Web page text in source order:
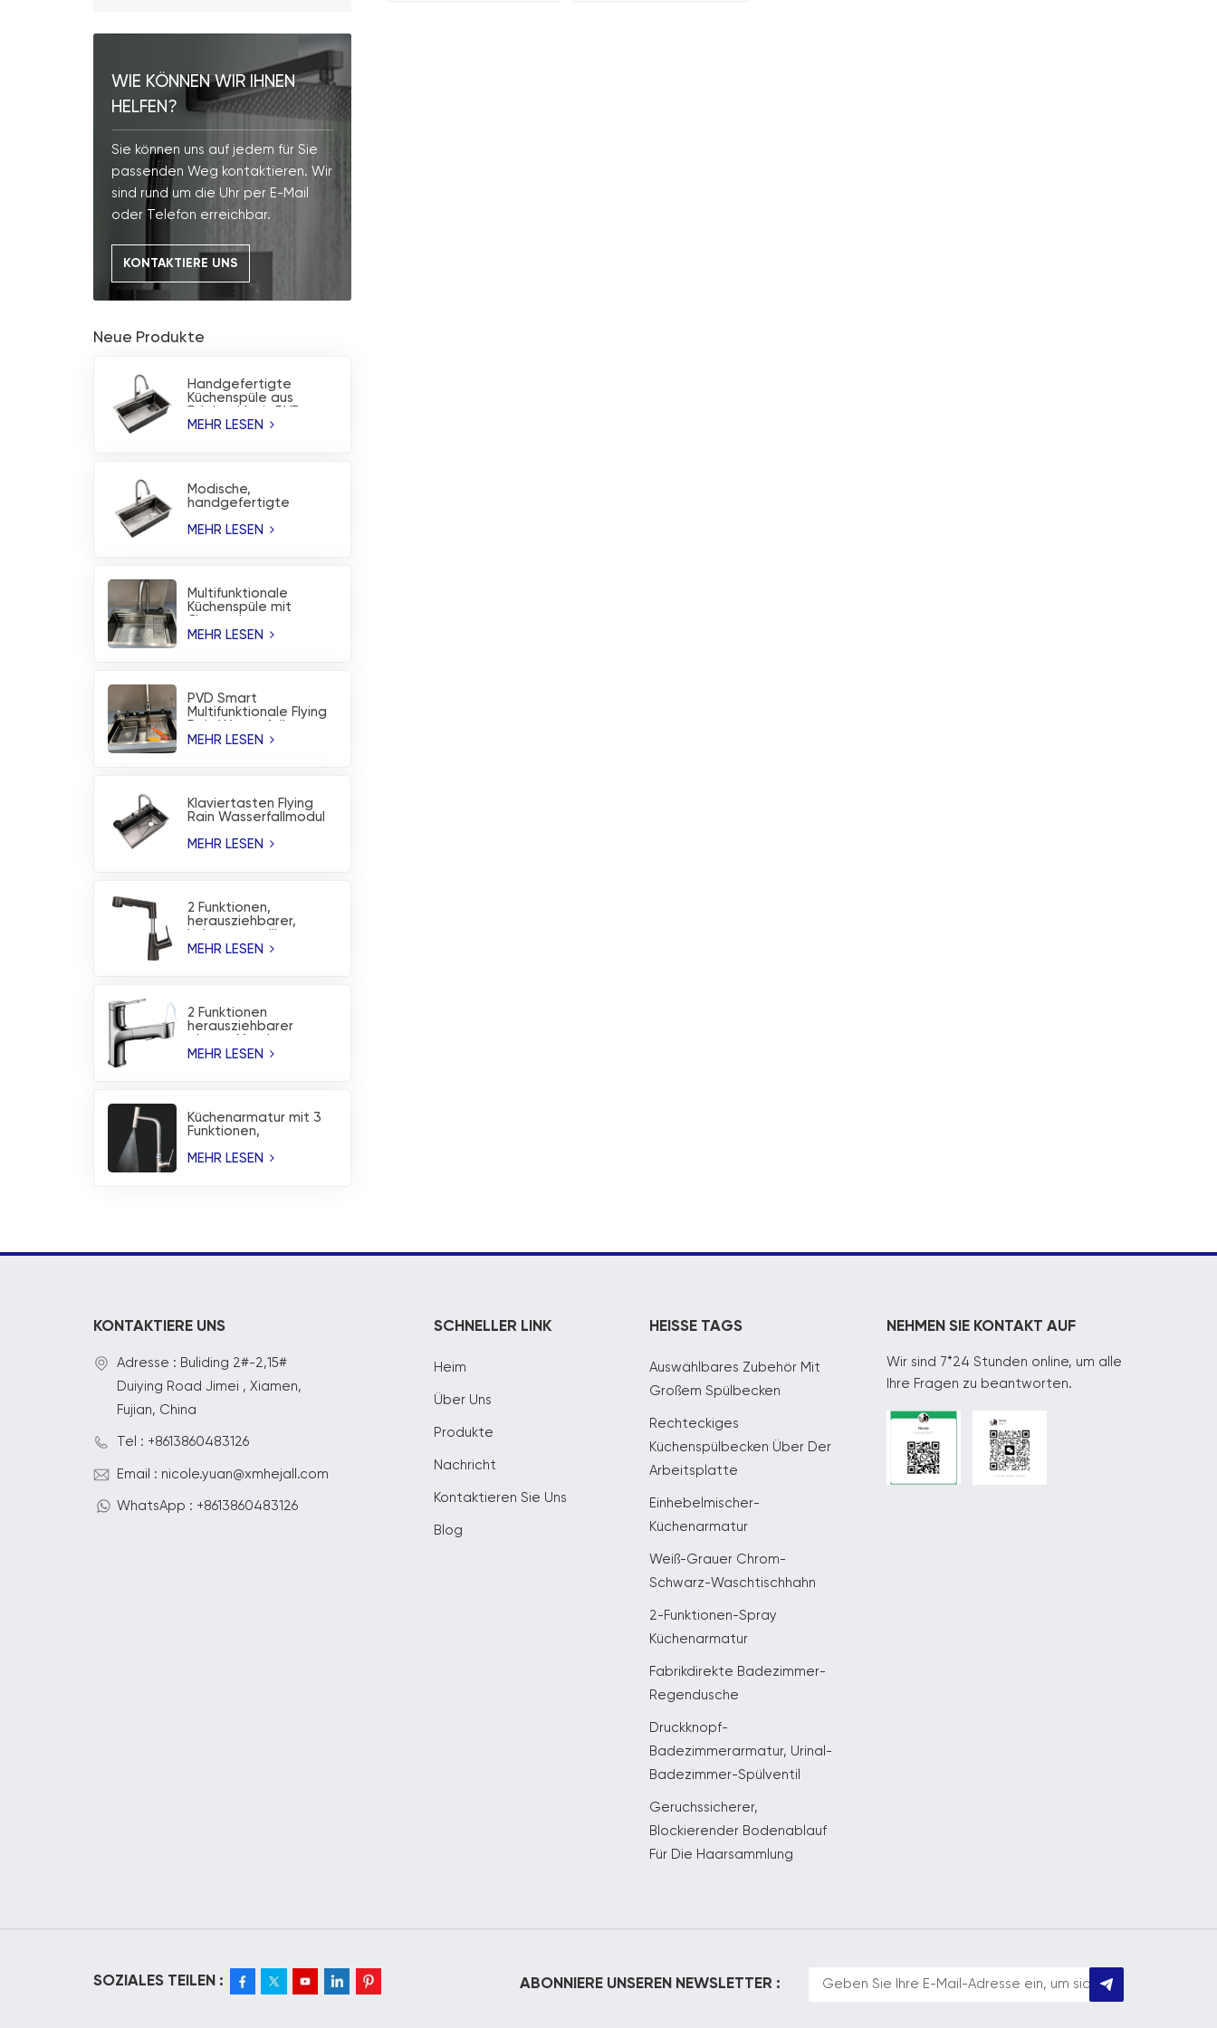
WIE KÖNNEN WIR IHNEN
HELFEN?
Sie können uns auf jedem für Sie
passenden Weg kontaktieren. Wir
sind rund um die Uhr per E-Mail
oder Telefon erreichbar.
KONTAKTIERE UNS
Neue Produkte
Handgefertigte
Küchenspüle aus
Beschichtung ohne
MEHR LESEN
Modische,
handgefertigte
korrosionsbeständiger
MEHR LESEN
Multifunktionale
Küchenspüle mit
Regenwasserfall aus
MEHR LESEN
PVD Smart
Multifunktionale Flying
Workstation
MEHR LESEN
Klaviertasten Flying
Rain Wasserfallmodul
Küchenspüle
MEHR LESEN
2 Funktionen,
herausziehbarer,
Waschbecken-
MEHR LESEN
2 Funktionen
herausziehbarer
Waschbecken-
MEHR LESEN
Küchenarmatur mit 3
Funktionen,
und Wasserfallbrause
MEHR LESEN
KONTAKTIERE UNS
Adresse : Buliding 2#-2,15#
Duiying Road Jimei , Xiamen,
Fujian, China
Tel : +8613860483126
Email : nicole.yuan@xmhejall.com
WhatsApp : +8613860483126
SCHNELLER LINK
Heim
Über Uns
Produkte
Nachricht
Kontaktieren Sie Uns
Blog
HEISSE TAGS
Auswählbares Zubehör Mit
Großem Spülbecken
Rechteckiges
Küchenspülbecken Über Der
Arbeitsplatte
Einhebelmischer-
Küchenarmatur
Weiß-Grauer Chrom-
Schwarz-Waschtischhahn
2-Funktionen-Spray
Küchenarmatur
Fabrikdirekte Badezimmer-
Regendusche
Druckknopf-
Badezimmerarmatur, Urinal-
Badezimmer-Spülventil
Geruchssicherer,
Blockierender Bodenablauf
Für Die Haarsammlung
NEHMEN SIE KONTAKT AUF
Wir sind 7*24 Stunden online, um alle
Ihre Fragen zu beantworten.
SOZIALES TEILEN : ABONNIERE UNSEREN NEWSLETTER :